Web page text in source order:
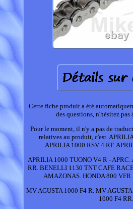
Cette fiche produit a été
des questions, n'hésitez pas
Pour le moment, il n'y a pas de
relatives au produit, c'est.
APRILIA 1000 RSV 4 RF.
APRILIA 1000 TUONO V4 R -
RR. BENELLI 1130 TNT CAFE
AMAZONAS. HONDA 800 VFR
MV AGUSTA 1000 F4 R. MV
1000 F4 RR.